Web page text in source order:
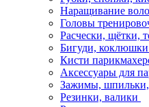
Наращивание
Головы
Расчески, щётки,
Бигуди, коклюшки
Кисти
Аксессуары для
Зажимы,
Резинки, валики